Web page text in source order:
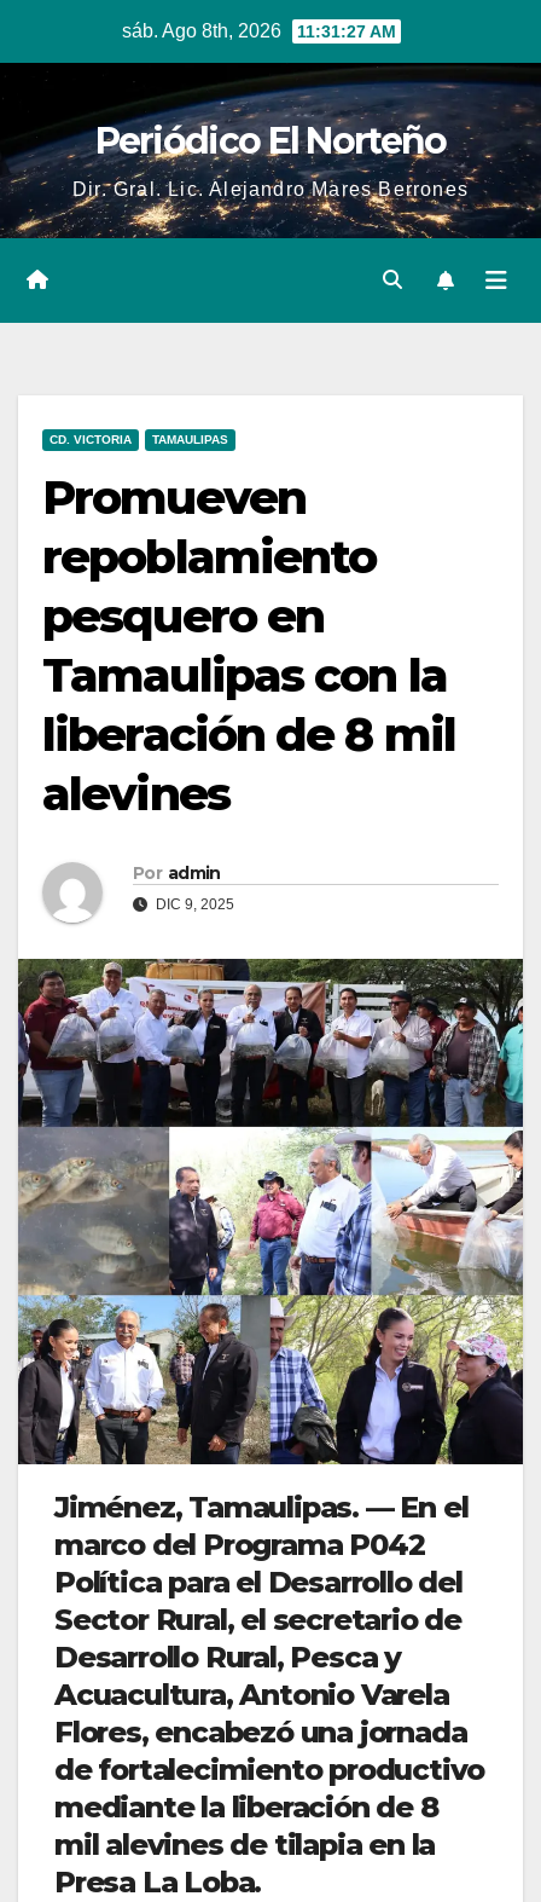
sáb. Ago 8th, 2026 11:31:28 AM
Periódico El Norteño
Dir. Gral. Lic. Alejandro Mares Berrones
CD. VICTORIA TAMAULIPAS
Promueven
repoblamiento
pesquero en
Tamaulipas con la
liberación de 8 mil
alevines
Por admin
DIC 9, 2025
Jiménez, Tamaulipas. — En el
marco del Programa P042
Política para el Desarrollo del
Sector Rural, el secretario de
Desarrollo Rural, Pesca y
Acuacultura, Antonio Varela
Flores, encabezó una jornada
de fortalecimiento productivo
mediante la liberación de 8
mil alevines de tilapia en la
Presa La Loba.